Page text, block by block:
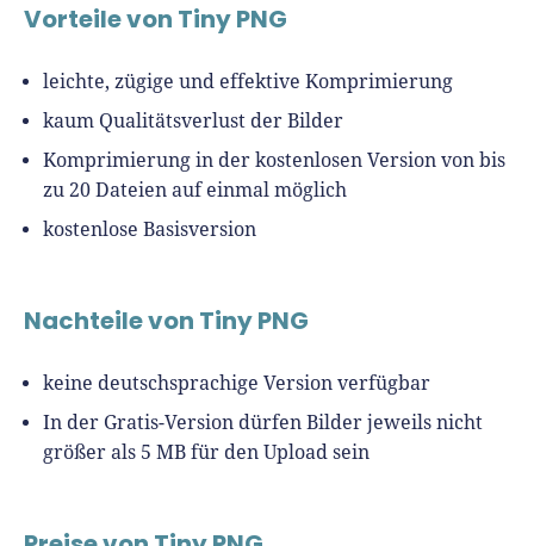
Vorteile von Tiny PNG
leichte, zügige und effektive Komprimierung
kaum Qualitätsverlust der Bilder
Komprimierung in der kostenlosen Version von bis
zu 20 Dateien auf einmal möglich
kostenlose Basisversion
Nachteile von Tiny PNG
keine deutschsprachige Version verfügbar
In der Gratis-Version dürfen Bilder jeweils nicht
größer als 5 MB für den Upload sein